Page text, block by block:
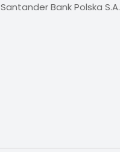
Santander Bank Polska S.A.